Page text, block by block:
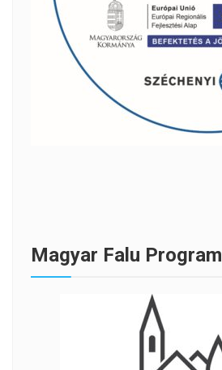
Magyar Falu Program